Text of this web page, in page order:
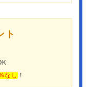
ト
なし ！